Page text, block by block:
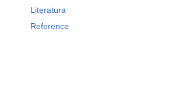
Literatura
Reference